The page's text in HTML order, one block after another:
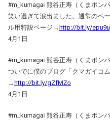
#m_kumagai 熊谷正寿（くまポンパ
笑い過ぎて涙出ました。通常のペ
ル用特設ページ→ http://bit.ly/
4月1日
#m_kumagai 熊谷正寿（くまポンパ
ついでに僕のブログ「クマガイコ
→ http://bit.ly/gZfMZo
4月1日
#m_kumagai 熊谷正寿（くまポンパ